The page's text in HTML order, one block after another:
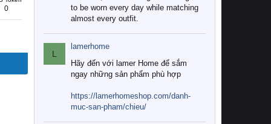
0
to be worn every day while matching
almost every outfit.
L
lamerhome
Hãy đến với lamer Home để sắm
ngay những sản phẩm phù hợp
https://lamerhomeshop.com/danh-
muc-san-pham/chieu/